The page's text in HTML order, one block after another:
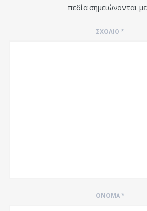
πεδία σημειώνονται με
ΣΧΌΛΙΟ *
ΌΝΟΜΑ*